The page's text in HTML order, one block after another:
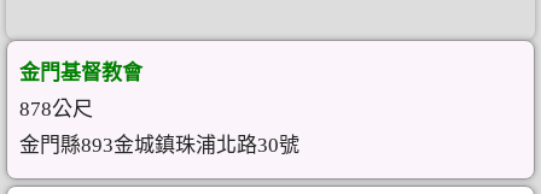
金門基督教會
878公尺
金門縣893金城鎮珠浦北路30號